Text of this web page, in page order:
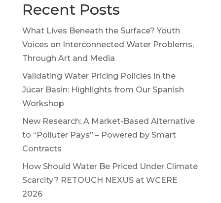
Recent Posts
What Lives Beneath the Surface? Youth
Voices on Interconnected Water Problems,
Through Art and Media
Validating Water Pricing Policies in the
Júcar Basin: Highlights from Our Spanish
Workshop
New Research: A Market-Based Alternative
to “Polluter Pays” – Powered by Smart
Contracts
How Should Water Be Priced Under Climate
Scarcity? RETOUCH NEXUS at WCERE
2026